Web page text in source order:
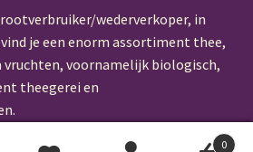
wederverkoper, in
vind je een enorm assortiment thee,
vruchten, voornamelijk biologisch,
theegerei en
0